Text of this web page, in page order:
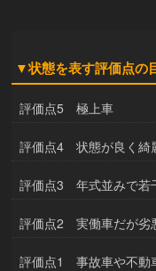
▼状態を表す評価点の
評価点5 極上車
評価点4 状態が良く綺
評価点3 年式並みで若
評価点2 実働車だが劣
評価点1 事故車や不動